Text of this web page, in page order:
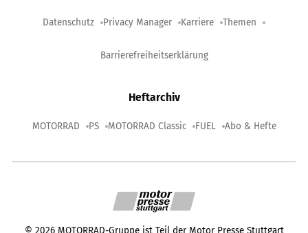
Datenschutz Privacy Manager Karriere Themen
Barrierefreiheitserklärung
Heftarchiv
MOTORRAD PS MOTORRAD Classic FUEL Abo & Hefte
© 2026 MOTORRAD-Gruppe ist Teil der Motor Presse Stuttgart